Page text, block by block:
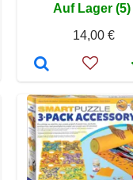
Auf Lager (5)
14,00 €